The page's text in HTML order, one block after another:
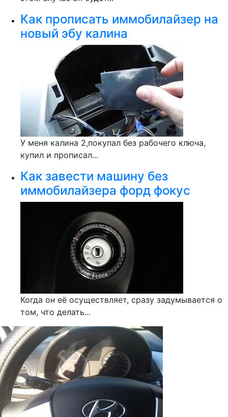
Как прописать иммобилайзер на
новый эбу калина
У меня калина 2,покупал без рабочего ключа,
купил и прописал...
Как завести машину без
иммобилайзера форд фокус
Когда он её осуществляет, сразу задумывается о
том, что делать...